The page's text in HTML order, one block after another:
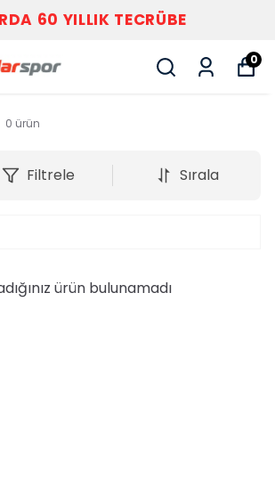
60 YILLIK TECRÜBE
0
0 ürün
Filtrele Sırala
ürün bulunamadı